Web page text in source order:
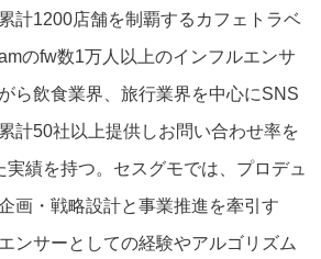
計1200店舗を制覇するカフェトラベ
のfw数1万人以上のインフルエンサ
ら飲食業界、旅行業界を中心にSNS
計50社以上提供しお問い合わせ率を
実績を持つ。セスグモでは、プロデュ
画・戦略設計と事業推進を牽引す
ンサーとしての経験やアルゴリズム